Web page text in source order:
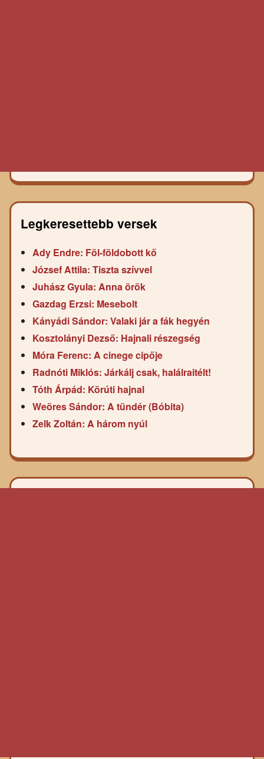
Legkeresettebb versek
Ady Endre: Föl-földobott kő
József Attila: Tiszta szívvel
Juhász Gyula: Anna örök
Gazdag Erzsi: Mesebolt
Kányádi Sándor: Valaki jár a fák hegyén
Kosztolányi Dezső: Hajnali részegség
Móra Ferenc: A cinege cipője
Radnóti Miklós: Járkálj csak, halálraitélt!
Tóth Árpád: Körúti hajnal
Weöres Sándor: A tündér (Bóbita)
Zelk Zoltán: A három nyúl